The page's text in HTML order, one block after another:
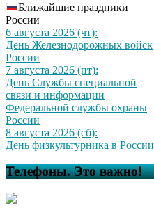
Ближайшие праздники
России
6 августа 2026 (чт):
День Железнодорожных войск
России
7 августа 2026 (пт):
День Службы специальной
связи и информации
Федеральной службы охраны
России
8 августа 2026 (сб):
День физкультурника в России
Телефоны. Это важно!